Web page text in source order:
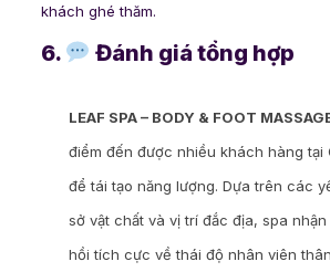
khách ghé thăm.
6. Đánh giá tổng hợp
LEAF SPA – BODY & FOOT
điểm đến được nhiều khách hàng tại
để tái tạo năng lượng. Dựa trên các
sở vật chất và vị trí đắc địa, spa
hồi tích cực về thái độ nhân viên